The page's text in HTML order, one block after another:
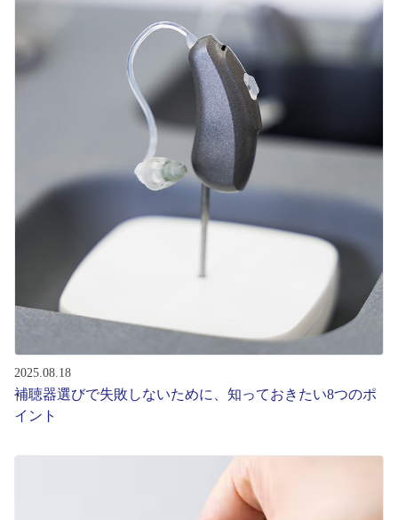
ブランド一覧
スタッフコンテンツ一覧
コーディネート
レビュー
ブログ
2025.08.18
補聴器選びで失敗しないために、知っておきたい8つのポ
イント